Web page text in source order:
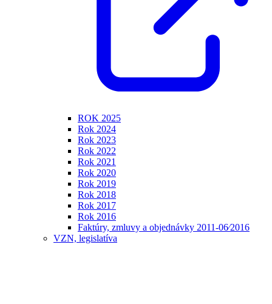
ROK 2025
Rok 2024
Rok 2023
Rok 2022
Rok 2021
Rok 2020
Rok 2019
Rok 2018
Rok 2017
Rok 2016
Faktúry, zmluvy a objednávky 2011-06⁄2016
VZN, legislatíva